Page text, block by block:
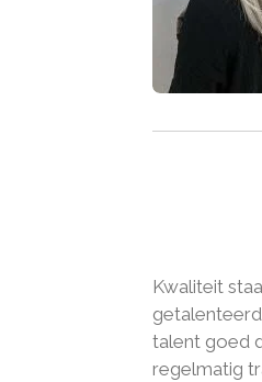
Kwaliteit
talent goed
regelmatig